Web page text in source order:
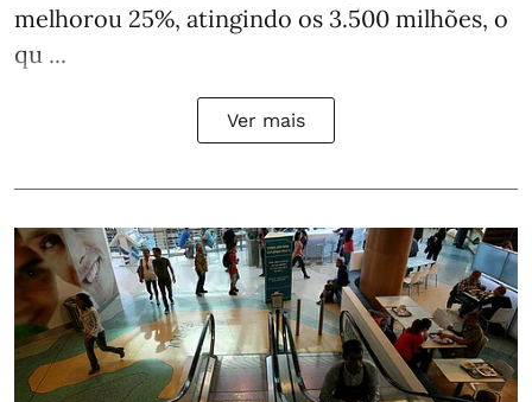
melhorou 25%, atingindo os 3.500 milhões, o
qu ...
Ver mais